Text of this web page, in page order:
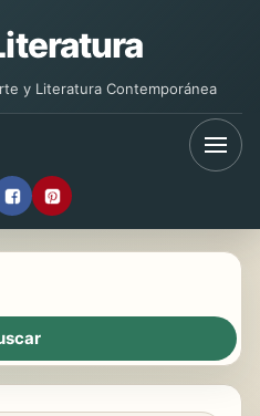
y Literatura Contemporánea